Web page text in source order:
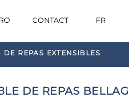
CONTACT FR
DE REPAS EXTENSIBLES
DE REPAS